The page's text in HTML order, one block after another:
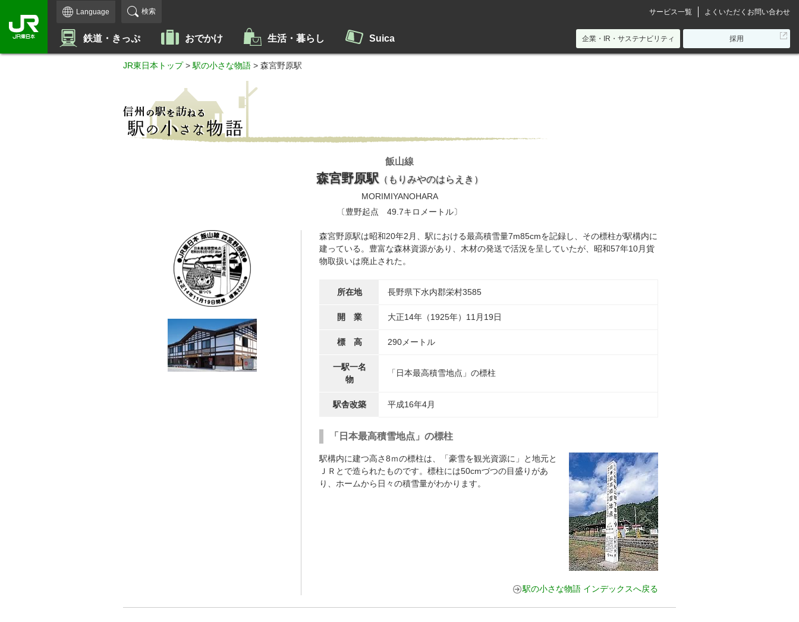
Language 検索 サービス一覧 よくいただくお問い合わせ
鉄道・きっぷ おでかけ 生活・暮らし Suica 企業・IR・サステナビリティ 採用
ウ
JR東日本トップ> 駅の小さな物語 > 森宮野原駅
飯山線
森宮野原駅（もりみやのはらえき）
MORIMIYANOHARA
〔豊野起点 49.7キロメートル〕
森宮野原駅は昭和20年2月、駅における最高積雪量7m85cmを記録し、その標柱が駅構内に
建っている。豊富な森林資源があり、木材の発送で活況を呈していたが、昭和57年10月貨
物取扱いは廃止された。
所在地 長野県下水内郡栄村3585
開 業 大正14年（1925年）11月19日
標 高 290メートル
一駅一名
物
「日本最高積雪地点」の標柱
駅舎改築 平成16年4月
「日本最高積雪地点」の標柱
駅構内に建つ高さ8ｍの標柱は、「豪雪を観光資源に」と地元と
ＪＲとで造られたものです。標柱には50cmづつの目盛りがあ
り、ホームから日々の積雪量がわかります。
駅の小さな物語 インデックスへ戻る